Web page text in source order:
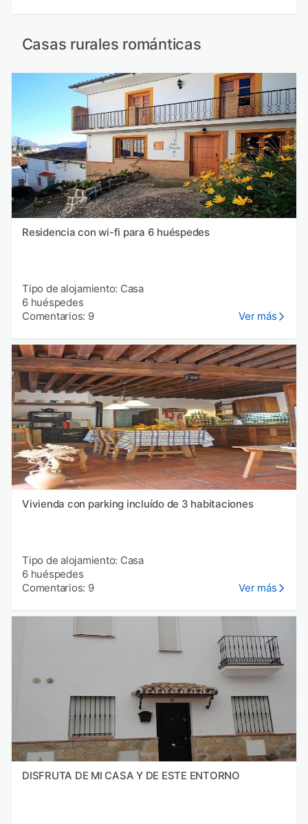
Casas rurales románticas
Residencia con wi-fi para 6 huéspedes
Tipo de alojamiento: Casa
6 huéspedes
Comentarios: 9
Ver más
Vivienda con parking incluído de 3 habitaciones
Tipo de alojamiento: Casa
6 huéspedes
Comentarios: 9
Ver más
DISFRUTA DE MI CASA Y DE ESTE ENTORNO